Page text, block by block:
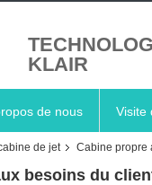
KLAIR
de nous Visite
de jet Cabine propre
besoins du